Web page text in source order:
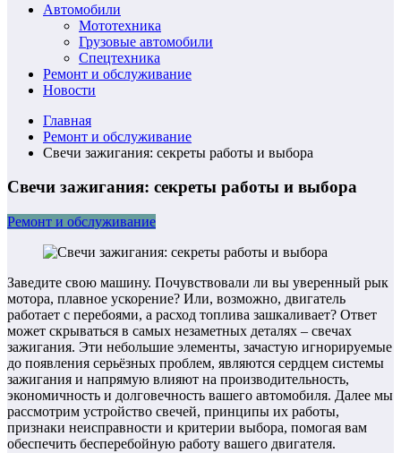
Автомобили
Мототехника
Грузовые автомобили
Спецтехника
Ремонт и обслуживание
Новости
Главная
Ремонт и обслуживание
Свечи зажигания: секреты работы и выбора
Свечи зажигания: секреты работы и выбора
Ремонт и обслуживание
Заведите свою машину. Почувствовали ли вы уверенный рык
мотора, плавное ускорение? Или, возможно, двигатель
работает с перебоями, а расход топлива зашкаливает? Ответ
может скрываться в самых незаметных деталях – свечах
зажигания. Эти небольшие элементы, зачастую игнорируемые
до появления серьёзных проблем, являются сердцем системы
зажигания и напрямую влияют на производительность,
экономичность и долговечность вашего автомобиля. Далее мы
рассмотрим устройство свечей, принципы их работы,
признаки неисправности и критерии выбора, помогая вам
обеспечить бесперебойную работу вашего двигателя.